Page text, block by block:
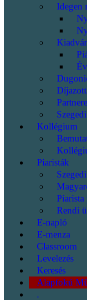
Idegen
Kollégium
Piaristák
Piarista
Rendi
E-napló
E-menza
Classroom
Levelezés
Keresés
Alapfokú
.